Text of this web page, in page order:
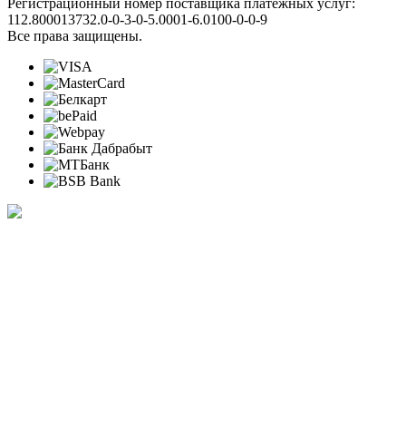
112.800013732.0-0-3-0-5.0001-6.0100-0-0-9
Все права защищены.